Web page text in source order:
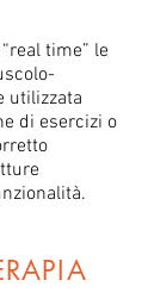
time” le
utilizzata
di esercizi o